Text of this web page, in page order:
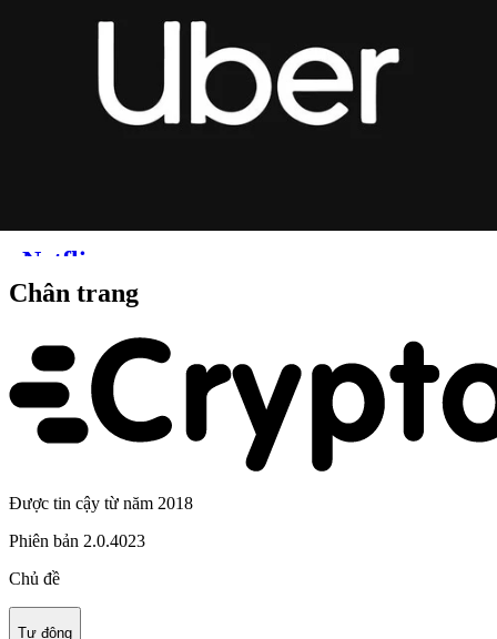
Chân trang
Được tin cậy từ năm 2018
Phiên bản 2.0.4023
Chủ đề
Tự động